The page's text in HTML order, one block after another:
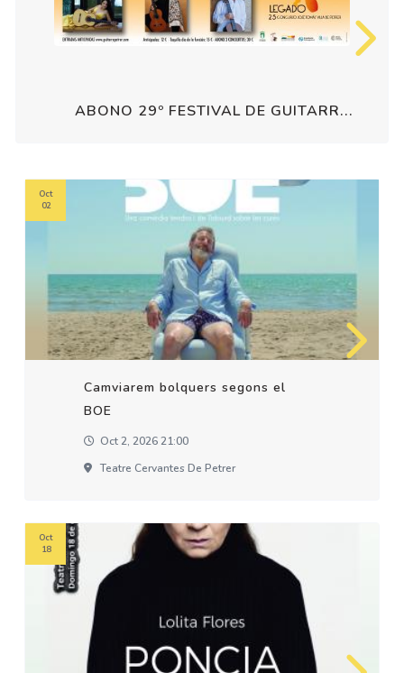
ABONO 29º FESTIVAL DE GUITARR...
Camviarem bolquers segons el
BOE
Oct 2, 2026 21:00
Teatre Cervantes De Petrer
Oct
02
Oct
18